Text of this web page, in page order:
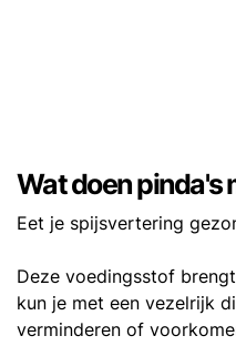
Wat doen pinda's
Eet je spijsvertering
Deze voedingsstof
kun je met een vezelrijk
verminderen of